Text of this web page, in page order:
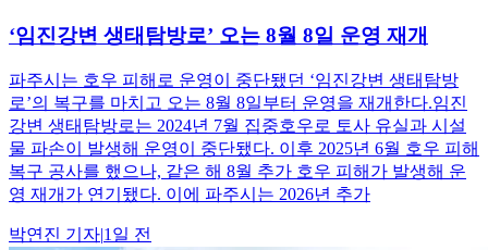
‘임진강변 생태탐방로’ 오는 8월 8일 운영 재개
파주시는 호우 피해로 운영이 중단됐던 ‘임진강변 생태탐방
로’의 복구를 마치고 오는 8월 8일부터 운영을 재개한다.임진
강변 생태탐방로는 2024년 7월 집중호우로 토사 유실과 시설
물 파손이 발생해 운영이 중단됐다. 이후 2025년 6월 호우 피해
복구 공사를 했으나, 같은 해 8월 추가 호우 피해가 발생해 운
영 재개가 연기됐다. 이에 파주시는 2026년 추가
박연진 기자|1일 전